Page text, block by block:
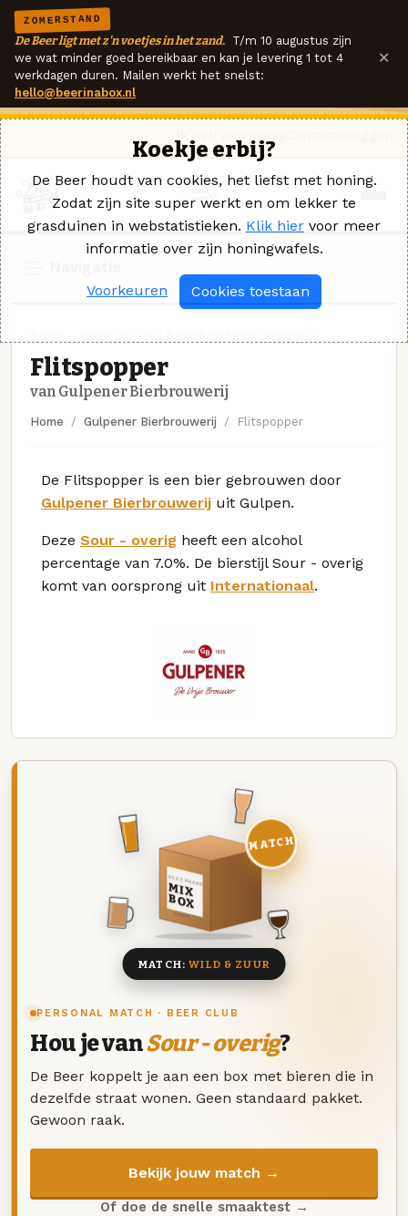
ZOMERSTAND
De Beer ligt met z'n voetjes in het zand. T/m 10 augustus zijn
we wat minder goed bereikbaar en kan je levering 1 tot 4
werkdagen duren. Mailen werkt het snelst:
hello@beerinabox.nl
×
Flitspopper
van Gulpener Bierbrouwerij
Home Gulpener Bierbrouwerij Flitspopper
De Flitspopper is een bier gebrouwen door
Gulpener Bierbrouwerij uit Gulpen.
Deze Sour - overig heeft een alcohol
percentage van 7.0%. De bierstijl Sour - overig
komt van oorsprong uit Internationaal.
PERSONAL MATCH · BEER CLUB
Hou je vanSour - overig?
De Beer koppelt je aan een box met bieren die in
dezelfde straat wonen. Geen standaard pakket.
Gewoon raak.
Bekijk jouw match →
Of doe de snelle smaaktest →
DEZE MAAND
MIX
BOX
8 BIEREN
MATCH
MATCH:WILD & ZUUR
Koekje erbij?
De Beer houdt van cookies, het liefst met honing.
Zodat zijn site super werkt en om lekker te
grasduinen in webstatistieken. Klik hier voor meer
informatie over zijn honingwafels.
Voorkeuren Cookies toestaan